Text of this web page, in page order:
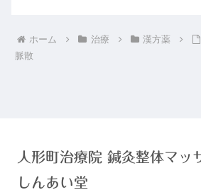
ホーム 治療 漢方薬
脈散
人形町治療院 鍼灸整体マッ
しんあい堂